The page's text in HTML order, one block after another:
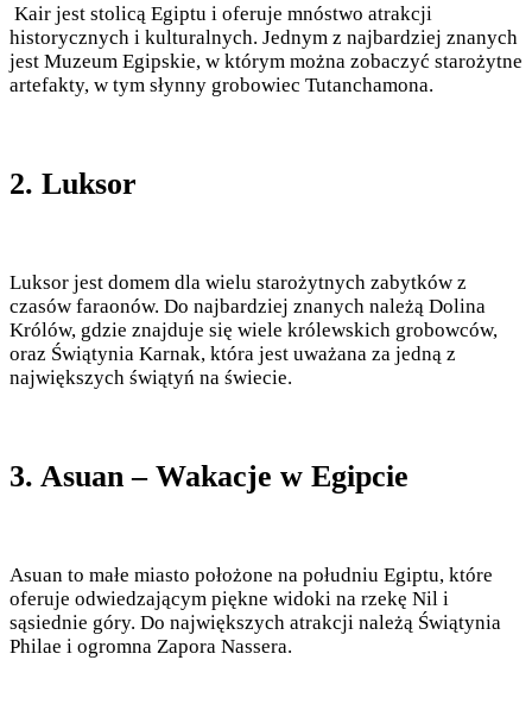
Kair jest stolicą Egiptu i oferuje mnóstwo atrakcji
historycznych i kulturalnych. Jednym z najbardziej znanych
jest Muzeum Egipskie, w którym można zobaczyć starożytne
artefakty, w tym słynny grobowiec Tutanchamona.
2. Luksor
Luksor jest domem dla wielu starożytnych zabytków z
czasów faraonów. Do najbardziej znanych należą Dolina
Królów, gdzie znajduje się wiele królewskich grobowców,
oraz Świątynia Karnak, która jest uważana za jedną z
największych świątyń na świecie.
3. Asuan – Wakacje w Egipcie
Asuan to małe miasto położone na południu Egiptu, które
oferuje odwiedzającym piękne widoki na rzekę Nil i
sąsiednie góry. Do największych atrakcji należą Świątynia
Philae i ogromna Zapora Nassera.